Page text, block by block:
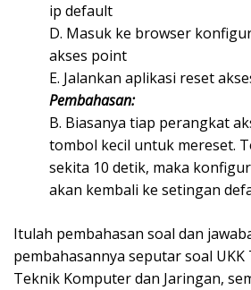
ip default
D. Masuk ke browser
akses point
E. Jalankan aplikasi reset
Pembahasan:
B. Biasanya tiap perangkat
tombol kecil untuk mereset.
sekita 10 detik, maka
akan kembali ke setingan
Itulah pembahasan soal dan
pembahasannya seputar soal UKK
Teknik Komputer dan Jaringan,